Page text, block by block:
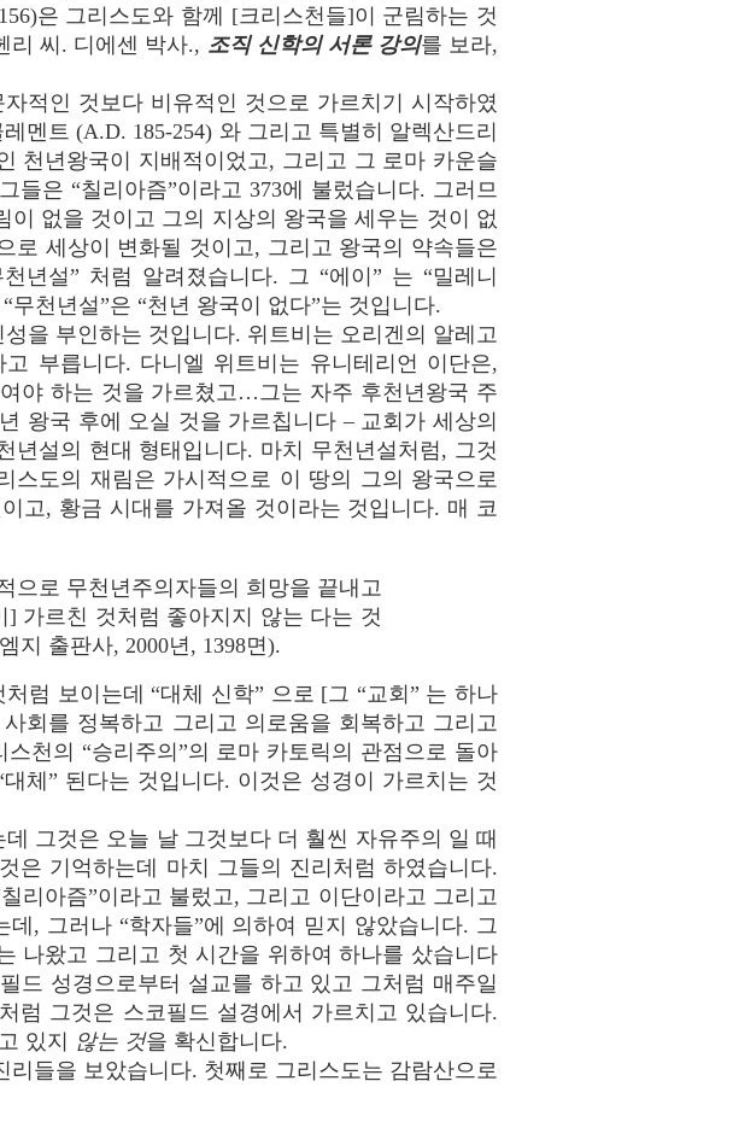
은 그리스도와 함께 [크리스천들]이 군림하는 것
리 씨. 디에센 박사., 조직 신학의 서론 강의를 보라,
적인 것보다 비유적인 것으로 가르치기 시작하였
멘트 (A.D. 185-254) 와 그리고 특별히 알렉산드리
천년왕국이 지배적이었고, 그리고 그 로마 카운슬
은 “칠리아즘”이라고 373에 불렀습니다. 그러므
없을 것이고 그의 지상의 왕국을 세우는 것이 없
로 세상이 변화될 것이고, 그리고 왕국의 약속들은
년설” 처럼 알려졌습니다. 그 “에이” 는 “밀레니
천년설”은 “천년 왕국이 없다”는 것입니다.
을 부인하는 것입니다. 위트비는 오리겐의 알레고
부릅니다. 다니엘 위트비는 유니테리언 이단은,
야 하는 것을 가르쳤고…그는 자주 후천년왕국 주
왕국 후에 오실 것을 가르칩니다 – 교회가 세상의
년설의 현대 형태입니다. 마치 무천년설처럼, 그것
스도의 재림은 가시적으로 이 땅의 그의 왕국으로
고, 황금 시대를 가져올 것이라는 것입니다. 매 코
으로 무천년주의자들의 희망을 끝내고
가르친 것처럼 좋아지지 않는 다는 것
지 출판사, 2000년, 1398면).
럼 보이는데 “대체 신학” 으로 [그 “교회” 는 하나
회를 정복하고 그리고 의로움을 회복하고 그리고
천의 “승리주의”의 로마 카토릭의 관점으로 돌아
체” 된다는 것입니다. 이것은 성경이 가르치는 것
그것은 오늘 날 그것보다 더 훨씬 자유주의 일 때
은 기억하는데 마치 그들의 진리처럼 하였습니다.
리아즘”이라고 불렀고, 그리고 이단이라고 그리고
, 그러나 “학자들”에 의하여 믿지 않았습니다. 그
나왔고 그리고 첫 시간을 위하여 하나를 샀습니다
드 성경으로부터 설교를 하고 있고 그처럼 매주일
럼 그것은 스코필드 설경에서 가르치고 있습니다.
있지
않는 것을 확신합니다.
들을 보았습니다. 첫째로 그리스도는 감람산으로